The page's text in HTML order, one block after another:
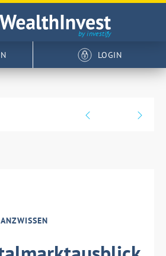
LOGIN